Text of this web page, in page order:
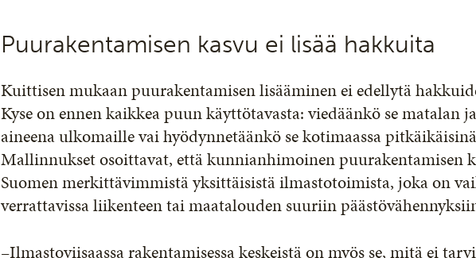
Puurakentamisen kasvu ei lisää hakkuita
Kuittisen mukaan puurakentamisen lisääminen ei edellytä
Kyse on ennen kaikkea puun käyttötavasta: viedäänkö se matalan
aineena ulkomaille vai hyödynnetäänkö se kotimaassa
Mallinnukset osoittavat, että kunnianhimoinen puurakentamisen
Suomen merkittävimmistä yksittäisistä ilmastotoimista, joka on
verrattavissa liikenteen tai maatalouden suuriin
–Ilmastoviisaassa rakentamisessa keskeistä on myös se, mitä ei